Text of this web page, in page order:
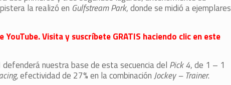
la realizó en Gulfstream Park, donde se midió a ejemplares
Visita y suscríbete GRATIS haciendo clic en este
defenderá nuestra base de esta secuencia del Pick 4, de 1 – 1
efectividad de 27% en la combinaciónJockey – Trainer.